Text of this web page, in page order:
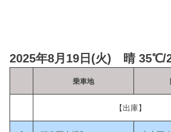
2025年8月19日(火) 晴 35℃/
乗車地
【出庫】